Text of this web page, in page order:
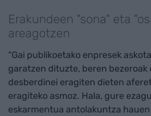
Erakundeen "sona" eta
areagotzen
“Gai publikoetako enpresek
garatzen dituzte, beren bezeroak
desberdinei eragiten dieten
eragiteko asmoz. Hala, gure
eskarmentua antolakuntza